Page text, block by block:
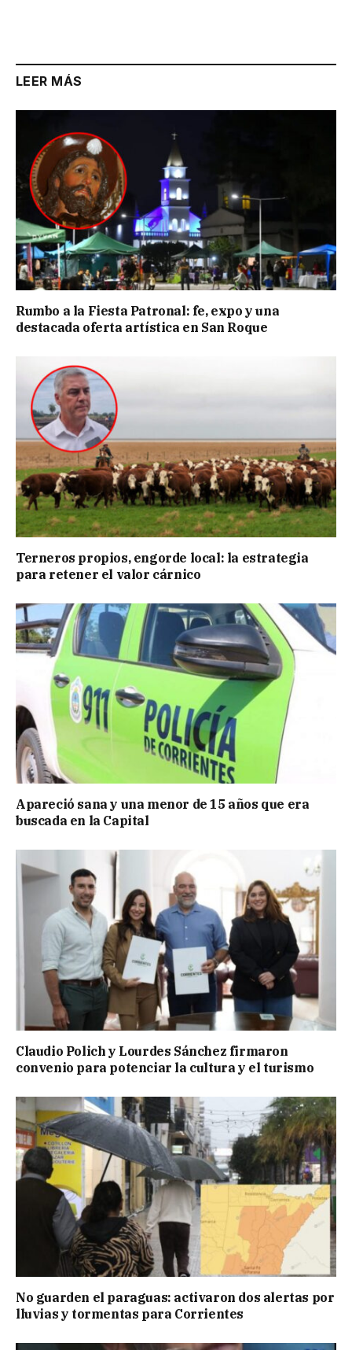
LEER MÁS
Rumbo a la Fiesta Patronal: fe, expo y una
destacada oferta artística en San Roque
Terneros propios, engorde local: la estrategia
para retener el valor cárnico
Apareció sana y una menor de 15 años que era
buscada en la Capital
Claudio Polich y Lourdes Sánchez firmaron
convenio para potenciar la cultura y el turismo
No guarden el paraguas: activaron dos alertas por
lluvias y tormentas para Corrientes